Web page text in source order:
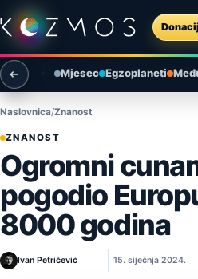
Preskoči na sadržaj
Otvori izbornik
Otvori pretragu
Mjesec Egzoplaneti
Naslovnica Znanost
ZNANOST
Ogromni
pogodio
8000 godina
Ivan Petričević 15. siječnja 2024.